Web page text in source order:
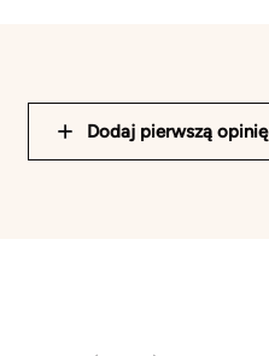
Dodaj pierwszą opinię